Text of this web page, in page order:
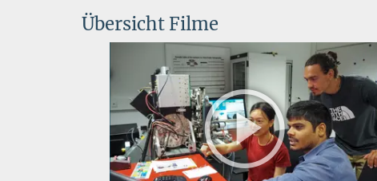
Übersicht Filme